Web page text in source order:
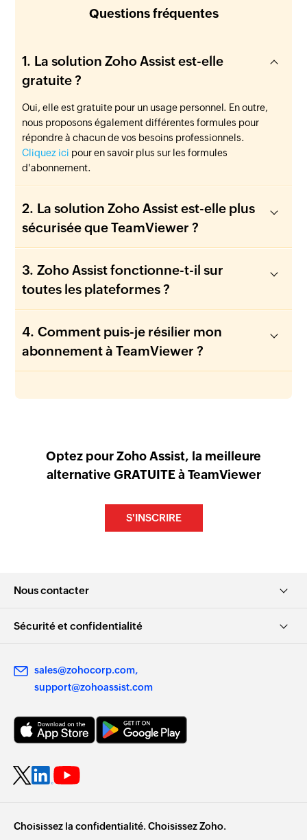
Questions fréquentes
La solution Zoho Assist est-elle
gratuite ?
Oui, elle est gratuite pour un usage personnel. En outre,
nous proposons également différentes formules pour
répondre à chacun de vos besoins professionnels.
Cliquez ici pour en savoir plus sur les formules
d'abonnement.
La solution Zoho Assist est-elle plus
sécurisée que TeamViewer ?
Zoho Assist fonctionne-t-il sur
toutes les plateformes ?
Comment puis-je résilier mon
abonnement à TeamViewer ?
Optez pour Zoho Assist, la meilleure
alternative GRATUITE à TeamViewer
S'INSCRIRE
Nous contacter
Sécurité et confidentialité
sales@zohocorp.com
support@zohoassist.com
Choisissez la confidentialité. Choisissez Zoho.